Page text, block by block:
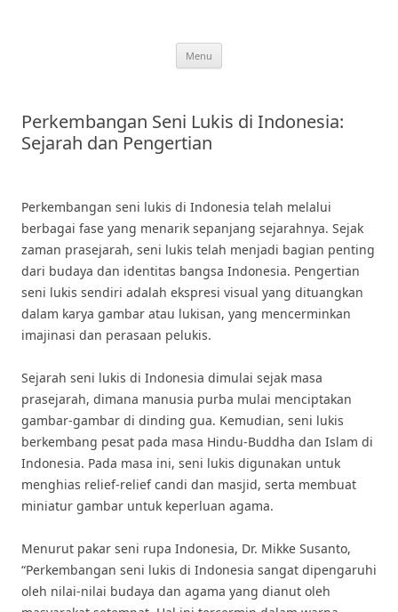
Menu
Perkembangan Seni Lukis di Indonesia:
Sejarah dan Pengertian
Perkembangan seni lukis di Indonesia telah melalui
berbagai fase yang menarik sepanjang sejarahnya. Sejak
zaman prasejarah, seni lukis telah menjadi bagian penting
dari budaya dan identitas bangsa Indonesia. Pengertian
seni lukis sendiri adalah ekspresi visual yang dituangkan
dalam karya gambar atau lukisan, yang mencerminkan
imajinasi dan perasaan pelukis.
Sejarah seni lukis di Indonesia dimulai sejak masa
prasejarah, dimana manusia purba mulai menciptakan
gambar-gambar di dinding gua. Kemudian, seni lukis
berkembang pesat pada masa Hindu-Buddha dan Islam di
Indonesia. Pada masa ini, seni lukis digunakan untuk
menghias relief-relief candi dan masjid, serta membuat
miniatur gambar untuk keperluan agama.
Menurut pakar seni rupa Indonesia, Dr. Mikke Susanto,
“Perkembangan seni lukis di Indonesia sangat dipengaruhi
oleh nilai-nilai budaya dan agama yang dianut oleh